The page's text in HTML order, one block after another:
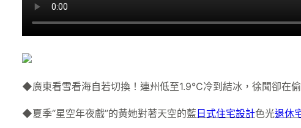
◆廣東看雪看海自若切換！連州低至1.9℃冷到結冰，徐聞卻在
◆夏季“星空年夜戲”的黃她對著天空的藍 日式住宅設計色光退休